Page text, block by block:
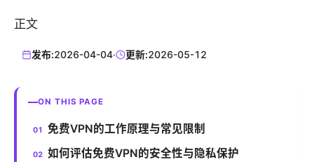
正文
发布:2026-04-04· 更新:2026-05-12
ON THIS PAGE
免费VPN的工作原理与常见限制
如何评估免费VPN的安全性与隐私保护